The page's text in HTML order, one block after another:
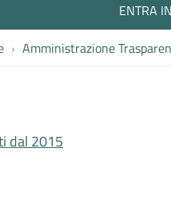
ENTRA
Amministrazione
dal 2015